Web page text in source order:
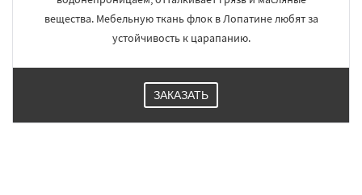
вещества. Мебельную ткань флок в Лопатине любят за
устойчивость к царапанию.
ЗАКАЗАТЬ